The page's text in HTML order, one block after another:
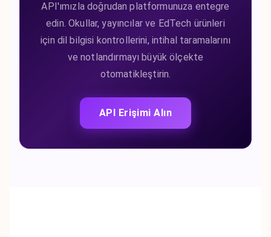
API'ımızla doğrudan platformunuza entegre
edin. Okullar, yayıncılar ve EdTech ürünleri
için dil bilgisi kontrollerini, intihal taramalarını
ve notlandırmayı büyük ölçekte
otomatikleştirin.
API Erişimi Alın